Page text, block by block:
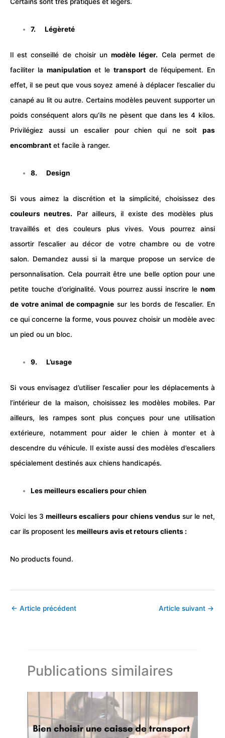
7. Légèreté
Il est conseillé de choisir unmodèle léger. Cela permet de
faciliter la manipulation et le transportde l’équipement. En
effet, il se peut que vous soyez amené à déplacer l’escalier du
canapé au lit ou autre. Certains modèles peuvent supporter un
poids conséquent alors qu’ils ne pèsent que dans les 4 kilos.
Privilégiez aussi un escalier pour chien qui ne soit pas
encombrant et facile à ranger.
8. Design
Si vous aimez la discrétion et la simplicité, choisissez des
couleurs neutres. Par ailleurs, il existe des modèles plus
travaillés et des couleurs plus vives. Vous pourrez ainsi
assortir l’escalier au décor de votre chambre ou de votre
salon. Demandez aussi si la marque propose un service de
personnalisation. Cela pourrait être une belle option pour une
petite touche d’originalité. Vous pourrez aussi inscrire le nom
de votreanimal de compagnie sur les bords de l’escalier. En
ce qui concerne la forme, vous pouvez choisir un modèle avec
un pied ou un bloc.
9. L’usage
Si vous envisagez d’utiliser l’escalier pour les déplacements à
l’intérieur de la maison, choisissez les modèles mobiles. Par
ailleurs, les rampes sont plus conçues pour une utilisation
extérieure, notamment pour aider le chien à monter et à
descendre du véhicule. Il existe aussi des modèles d’escaliers
spécialement destinés aux chiens handicapés.
Les meilleurs escaliers pour chien
Voici les 3 meilleurs escaliers pour chiens vendus sur le net,
car ils proposent les meilleurs avis et retours clients :
No products found.
← Article précédent Article suivant →
Publications similaires